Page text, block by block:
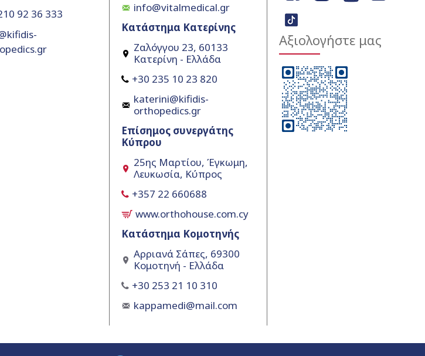
92 36 333
info@vitalmedical.gr
Κατάστημα Κατερίνης
Ζαλόγγου 23, 60133
Κατερίνη - Ελλάδα
+30 235 10 23 820
katerini@kifidis-
orthopedics.gr
Επίσημος συνεργάτης
Κύπρου
25ης Μαρτίου, Έγκωμη,
Λευκωσία, Κύπρος
+357 22 660688
www.orthohouse.com.cy
Κατάστημα Κομοτηνής
Αρριανά Σάπες, 69300
Κομοτηνή - Ελλάδα
+30 253 21 10 310
kappamedi@mail.com
Αξιολογήστε μας